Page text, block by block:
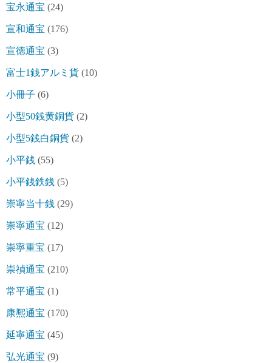
宝永通宝 (24)
宣和通宝 (176)
宣徳通宝 (3)
富士1銭アルミ貨 (10)
小冊子 (6)
小型50銭黄銅貨 (2)
小型5銭白銅貨 (2)
小平銭 (55)
小平銭鉄銭 (5)
崇寧当十銭 (29)
崇寧通宝 (12)
崇寧重宝 (17)
崇禎通宝 (210)
常平通宝 (1)
康熈通宝 (170)
延寧通宝 (45)
弘光通宝 (9)